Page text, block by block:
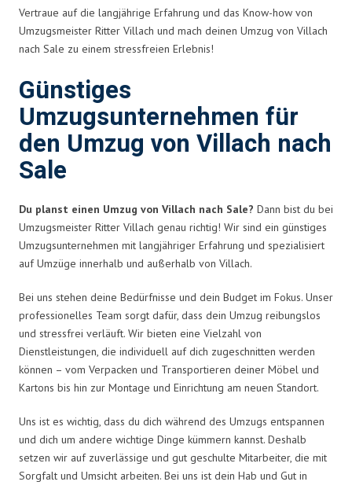
Vertraue auf die langjährige Erfahrung und das Know-how von
Umzugsmeister Ritter Villach und mach deinen Umzug von Villach
nach Sale zu einem stressfreien Erlebnis!
Günstiges
Umzugsunternehmen für
den Umzug von Villach nach
Sale
Du planst einen Umzug von Villach nach Sale? Dann bist du bei
Umzugsmeister Ritter Villach genau richtig! Wir sind ein günstiges
Umzugsunternehmen mit langjähriger Erfahrung und spezialisiert
auf Umzüge innerhalb und außerhalb von Villach.
Bei uns stehen deine Bedürfnisse und dein Budget im Fokus. Unser
professionelles Team sorgt dafür, dass dein Umzug reibungslos
und stressfrei verläuft. Wir bieten eine Vielzahl von
Dienstleistungen, die individuell auf dich zugeschnitten werden
können – vom Verpacken und Transportieren deiner Möbel und
Kartons bis hin zur Montage und Einrichtung am neuen Standort.
Uns ist es wichtig, dass du dich während des Umzugs entspannen
und dich um andere wichtige Dinge kümmern kannst. Deshalb
setzen wir auf zuverlässige und gut geschulte Mitarbeiter, die mit
Sorgfalt und Umsicht arbeiten. Bei uns ist dein Hab und Gut in